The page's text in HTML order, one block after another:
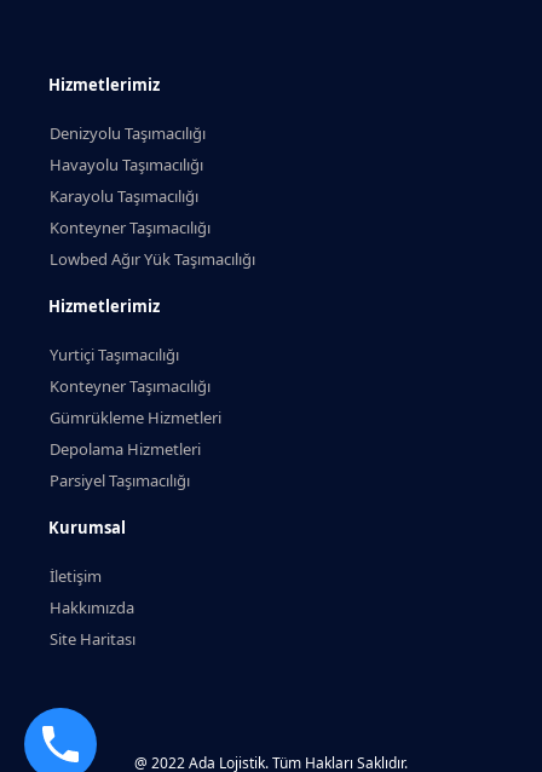
Hizmetlerimiz
Denizyolu Taşımacılığı
Havayolu Taşımacılığı
Karayolu Taşımacılığı
Konteyner Taşımacılığı
Lowbed Ağır Yük Taşımacılığı
Hizmetlerimiz
Yurtiçi Taşımacılığı
Konteyner Taşımacılığı
Gümrükleme Hizmetleri
Depolama Hizmetleri
Parsiyel Taşımacılığı
Kurumsal
İletişim
Hakkımızda
Site Haritası
@ 2022 Ada Lojistik. Tüm Hakları Saklıdır.